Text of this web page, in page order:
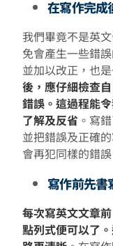
在寫作完成
我們畢竟不是英
免會產生一些錯
並加以改正，也
後，應仔細檢查
錯誤。這過程能
了解及反省 。寫
並把錯誤及正確
會再犯同樣的錯誤
寫作前先書
每次寫英文文章
點列式便可以了